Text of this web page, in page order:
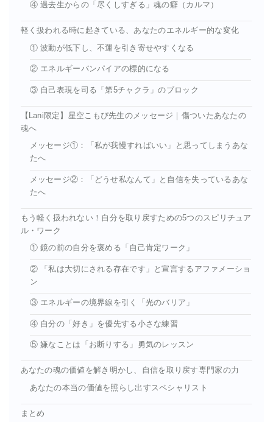
④ 過去生からの「尽くしすぎる」魂の癖（カルマ）
軽く扱われる時に起きている、あなたのエネルギー的な変化
① 波動が低下し、不運を引き寄せやすくなる
② エネルギーバンパイアの標的になる
③ 自己表現を司る「第5チャクラ」のブロック
【Lani限定】星空こもぴ先生のメッセージ｜傷ついたあなたの
魂へ
メッセージ①：「私が我慢すればいい」と思ってしまうあな
たへ
メッセージ②：「どうせ私なんて」と自信を失っているあな
たへ
もう軽く扱われない！自分を取り戻すための5つのスピリチュア
ル・ワーク
① 鏡の前の自分を褒める「自己肯定ワーク」
② 「私は大切にされる存在です」と宣言するアファメーショ
ン
③ エネルギーの境界線を引く「光のバリア」
④ 自分の「好き」を優先する小さな練習
⑤ 嫌なことは「お断りする」勇気のレッスン
あなたの魂の価値を解き明かし、自信を取り戻す専門家の力
あなたの本当の価値を照らし出すスペシャリスト
まとめ